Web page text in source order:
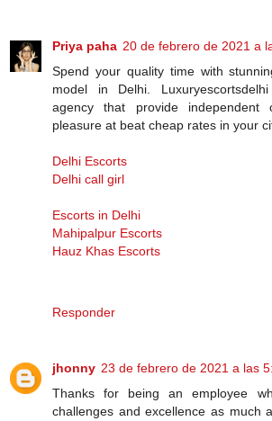
Priya paha 20 de febrero de 2021 a
Spend your quality time with
model in Delhi.
agency that provide
pleasure at beat cheap rates in your
Delhi Escorts
Delhi call girl
Escorts in Delhi
Mahipalpur Escorts
Hauz Khas Escorts
Responder
jhonny 23 de febrero de 2021 a las
Thanks for being an employee
challenges and excellence as much